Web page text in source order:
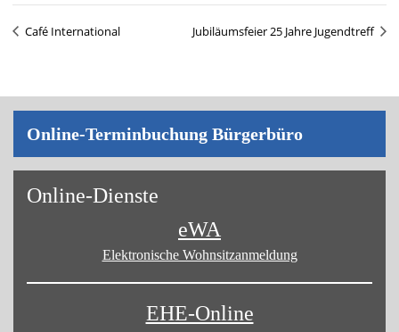
On­line-Ter­min­bu­chung Bür­ger­bü­ro
On­line-Diens­te
eWA
Elektronische Wohnsitz­anmeldung
EHE-Online
Café International Jubiläumsfeier 25 Jahre Jugendtreff